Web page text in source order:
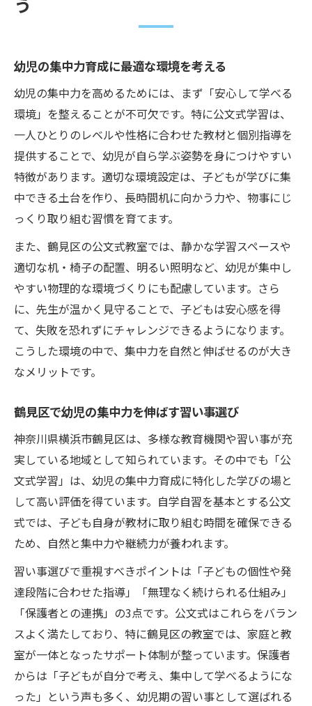
幼児集中力を育てる家庭での日常習慣
遊びを通じて幼児の集中力を伸ばすポイン
ト
集中力が伸びる公文式学習の特徴とは
幼児の集中力を高める公文式学習の魅力
公文式で幼児集中力が伸びる仕組みとは
幼児集中力を養う公文式の反復学習効果
公文式学習が幼児の集中力に与える影響
幼児期から集中力を養う公文式の実例紹介
自学自習で育つ幼児の落ち着きと集中力
自学自習が幼児の集中力を育む理由
幼児集中力を高める自学習慣の作り方
自学自習が幼児の自己肯定感と集中力に効
果的
落ち着きある幼児を育てる集中力強化法
鶴見区における公文式が選ばれる理由
鶴見区で幼児集中力を伸ばす公文式の強み
保護者が公文式を選ぶ理由と集中力の関係
幼児の集中力育成に公文式が適している背
景
公文式で幼児集中力が伸びる地域特性とは
鶴見区で公文式が支持される集中力育成実
績
公文式で養う将来につながる集中力
幼児の集中力が将来に活きる公文式の魅力
公文式で幼児集中力を伸ばすことの重要性
将来の学びを支える幼児の集中力育成法
幼児の集中力育成に最適な環境を考える
幼児の集中力を高めるためには、まず「安心して学べる
環境」を整えることが不可欠です。特に公文式学習は、
一人ひとりのレベルや性格に合わせた教材と個別指導を
提供することで、幼児が自ら学ぶ姿勢を身につけやすい
特徴があります。適切な環境設定は、子どもが学びに集
中できる土台を作り、長時間机に向かう力や、物事にじ
っくり取り組む習慣を育てます。
また、鶴見区の公文式教室では、静かな学習スペースや
適切な机・椅子の配置、明るい照明など、幼児が集中し
やすい物理的な環境づくりにも配慮しています。さら
に、先生が温かく見守ることで、子どもは安心感を得
て、失敗を恐れずにチャレンジできるようになります。
こうした環境の中で、集中力を自然と伸ばせるのが大き
なメリットです。
鶴見区で幼児の集中力を伸ばす習い事選び
神奈川県横浜市鶴見区は、多様な教育機関や習い事が充
実している地域として知られています。その中でも「公
文式学習」は、幼児の集中力育成に特化した学びの場と
して高い評価を得ています。自学自習を基本とする公文
式では、子ども自身が教材に取り組む時間を確保できる
ため、自然と集中力や継続力が養われます。
習い事選びで重視すべきポイントは「子どもの個性や発
達段階に合わせた指導」「無理なく続けられる仕組み」
「保護者との連携」の3点です。公文式はこれらをバラン
スよく満たしており、特に鶴見区の教室では、家庭と教
室が一体となったサポート体制が整っています。保護者
からは「子どもが自分で考え、集中して学べるようにな
った」という声も多く、幼児期の習い事として選ばれる